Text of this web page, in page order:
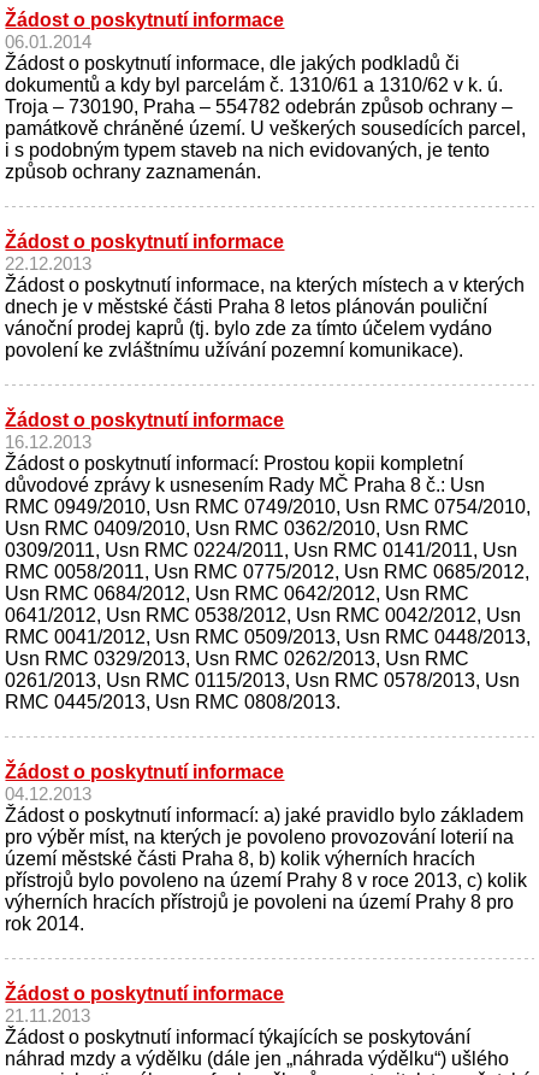
Žádost o poskytnutí informace
06.01.2014
Žádost o poskytnutí informace, dle jakých podkladů či
dokumentů a kdy byl parcelám č. 1310/61 a 1310/62 v k. ú.
Troja – 730190, Praha – 554782 odebrán způsob ochrany –
památkově chráněné území. U veškerých sousedících parcel,
i s podobným typem staveb na nich evidovaných, je tento
způsob ochrany zaznamenán.
Žádost o poskytnutí informace
22.12.2013
Žádost o poskytnutí informace, na kterých místech a v kterých
dnech je v městské části Praha 8 letos plánován pouliční
vánoční prodej kaprů (tj. bylo zde za tímto účelem vydáno
povolení ke zvláštnímu užívání pozemní komunikace).
Žádost o poskytnutí informace
16.12.2013
Žádost o poskytnutí informací: Prostou kopii kompletní
důvodové zprávy k usnesením Rady MČ Praha 8 č.: Usn
RMC 0949/2010, Usn RMC 0749/2010, Usn RMC 0754/2010,
Usn RMC 0409/2010, Usn RMC 0362/2010, Usn RMC
0309/2011, Usn RMC 0224/2011, Usn RMC 0141/2011, Usn
RMC 0058/2011, Usn RMC 0775/2012, Usn RMC 0685/2012,
Usn RMC 0684/2012, Usn RMC 0642/2012, Usn RMC
0641/2012, Usn RMC 0538/2012, Usn RMC 0042/2012, Usn
RMC 0041/2012, Usn RMC 0509/2013, Usn RMC 0448/2013,
Usn RMC 0329/2013, Usn RMC 0262/2013, Usn RMC
0261/2013, Usn RMC 0115/2013, Usn RMC 0578/2013, Usn
RMC 0445/2013, Usn RMC 0808/2013.
Žádost o poskytnutí informace
04.12.2013
Žádost o poskytnutí informací: a) jaké pravidlo bylo základem
pro výběr míst, na kterých je povoleno provozování loterií na
území městské části Praha 8, b) kolik výherních hracích
přístrojů bylo povoleno na území Prahy 8 v roce 2013, c) kolik
výherních hracích přístrojů je povoleni na území Prahy 8 pro
rok 2014.
Žádost o poskytnutí informace
21.11.2013
Žádost o poskytnutí informací týkajících se poskytování
náhrad mzdy a výdělku (dále jen „náhrada výdělku“) ušlého